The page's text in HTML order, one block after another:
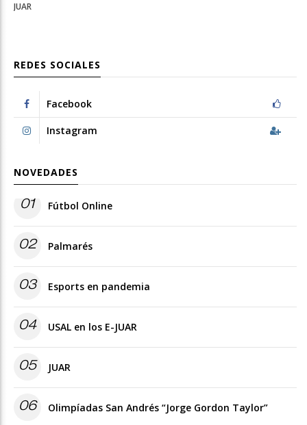
JUAR
REDES SOCIALES
Facebook
Instagram
NOVEDADES
01 Fútbol Online
02 Palmarés
03 Esports en pandemia
04 USAL en los E-JUAR
05 JUAR
06 Olimpíadas San Andrés “Jorge Gordon Taylor”